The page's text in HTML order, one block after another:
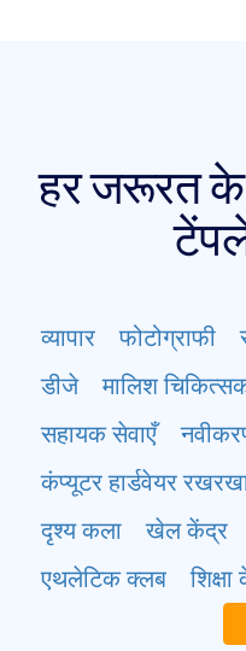
हर जरूरत के
व्यापार फोटोग्राफी
डीजे
मालिश
सहायक सेवाएँ
कंप्यूटर हार्डवेयर
दृश्य कला
खेल केंद्र
एथलेटिक क्लब